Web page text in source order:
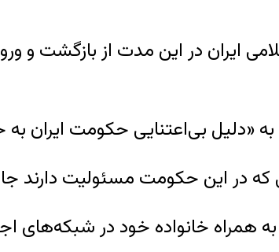
ایران در این مدت از بازگشت و
در این حکومت مسئولیت دارند
همراه خانواده خود در شبکه‌های